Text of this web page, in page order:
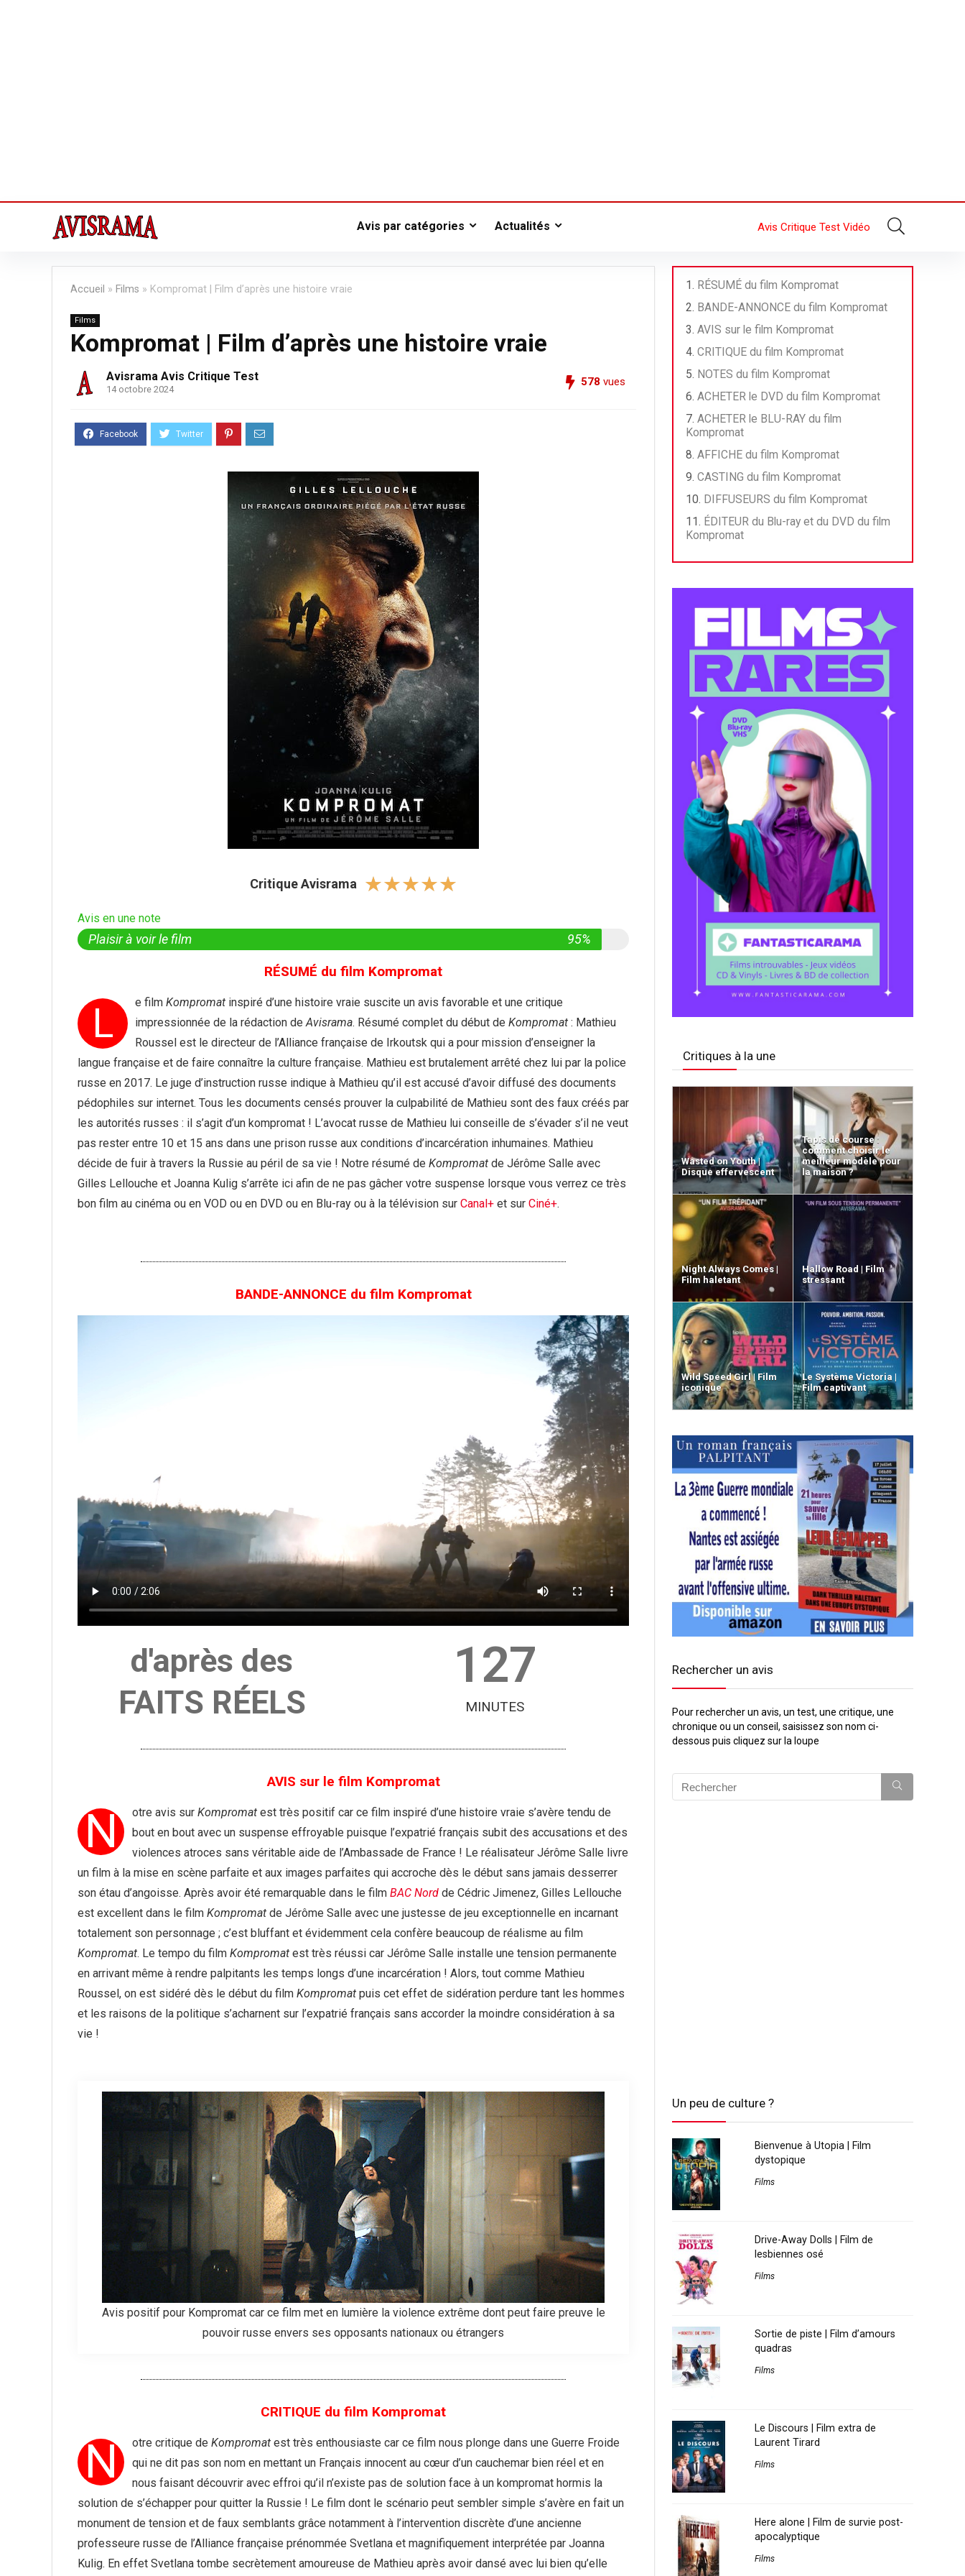
Avis par catégories Actualités Avis Critique Test Vidéo
Accueil » Films » Kompromat | Film d’après une histoire vraie
Films
Kompromat | Film d’après une histoire vraie
Avisrama Avis Critique Test
14 octobre 2024
578 vues
Critique Avisrama ☆☆☆☆☆
Avis en une note
Plaisir à voir le film 95%
RÉSUMÉ du film Kompromat
L e film Kompromat inspiré d’une histoire vraie suscite un avis favorable et une critique
impressionnée de la rédaction deAvisrama. Résumé complet du début de Kompromat : Mathieu
Roussel est le directeur de l’Alliance française de Irkoutsk qui a pour mission d’enseigner la
langue française et de faire connaître la culture française. Mathieu est brutalement arrêté chez lui par la police
russe en 2017. Le juge d’instruction russe indique à Mathieu qu’il est accusé d’avoir diffusé des documents
pédophiles sur internet. Tous les documents censés prouver la culpabilité de Mathieu sont des faux créés par
les autorités russes : il s’agit d’un kompromat ! L’avocat russe de Mathieu lui conseille de s’évader s’il ne veut
pas rester entre 10 et 15 ans dans une prison russe aux conditions d’incarcération inhumaines. Mathieu
décide de fuir à travers la Russie au péril de sa vie ! Notre résumé de Kompromat de Jérôme Salle avec
Gilles Lellouche et Joanna Kulig s’arrête ici afin de ne pas gâcher votre suspense lorsque vous verrez ce très
bon film au cinéma ou en VOD ou en DVD ou en Blu-ray ou à la télévision sur Canal+ et sur Ciné+.
BANDE-ANNONCE du film Kompromat
d'après des
FAITS RÉELS
127
MINUTES
AVIS sur le film Kompromat
N otre avis sur Kompromat est très positif car ce film inspiré d’une histoire vraie s’avère tendu de
bout en bout avec un suspense effroyable puisque l’expatrié français subit des accusations et des
violences atroces sans véritable aide de l’Ambassade de France ! Le réalisateur Jérôme Salle livre
un film à la mise en scène parfaite et aux images parfaites qui accroche dès le début sans jamais desserrer
son étau d’angoisse. Après avoir été remarquable dans le film BAC Nord de Cédric Jimenez, Gilles Lellouche
est excellent dans le film Kompromat de Jérôme Salle avec une justesse de jeu exceptionnelle en incarnant
totalement son personnage ; c’est bluffant et évidemment cela confère beaucoup de réalisme au film
Kompromat. Le tempo du film Kompromat est très réussi car Jérôme Salle installe une tension permanente
en arrivant même à rendre palpitants les temps longs d’une incarcération ! Alors, tout comme Mathieu
Roussel, on est sidéré dès le début du film Kompromat puis cet effet de sidération perdure tant les hommes
et les raisons de la politique s’acharnent sur l’expatrié français sans accorder la moindre considération à sa
vie !
Avis positif pour Kompromat car ce film met en lumière la violence extrême dont peut faire preuve le
pouvoir russe envers ses opposants nationaux ou étrangers
CRITIQUE du film Kompromat
N otre critique de Kompromat est très enthousiaste car ce film nous plonge dans une Guerre Froide
qui ne dit pas son nom en mettant un Français innocent au cœur d’un cauchemar bien réel et en
nous faisant découvrir avec effroi qu’il n’existe pas de solution face à un kompromat hormis la
solution de s’échapper pour quitter la Russie ! Le film dont le scénario peut sembler simple s’avère en fait un
monument de tension et de faux semblants grâce notamment à l’intervention discrète d’une ancienne
professeure russe de l’Alliance française prénommée Svetlana et magnifiquement interprétée par Joanna
Kulig. En effet Svetlana tombe secrètement amoureuse de Mathieu après avoir dansé avec lui bien qu’elle
RÉSUMÉ du film Kompromat
BANDE-ANNONCE du film Kompromat
AVIS sur le film Kompromat
CRITIQUE du film Kompromat
NOTES du film Kompromat
ACHETER le DVD du film Kompromat
ACHETER le BLU-RAY du film
Kompromat
AFFICHE du film Kompromat
CASTING du film Kompromat
DIFFUSEURS du film Kompromat
ÉDITEUR du Blu-ray et du DVD du film
Kompromat
Critiques à la une
Wasted on Youth |
Disque effervescent
Tapis de course :
comment choisir le
meilleur modèle pour
la maison ?
Night Always Comes |
Film haletant
Hallow Road | Film
stressant
Wild Speed Girl | Film
iconique
Le Système Victoria |
Film captivant
Rechercher un avis
Pour rechercher un avis, un test, une critique, une
chronique ou un conseil, saisissez son nom ci-
dessous puis cliquez sur la loupe
Un peu de culture ?
Bienvenue à Utopia | Film
dystopique
Films
Drive-Away Dolls | Film de
lesbiennes osé
Films
Sortie de piste | Film d’amours
quadras
Films
Le Discours | Film extra de
Laurent Tirard
Films
Here alone | Film de survie post-
apocalyptique
Films